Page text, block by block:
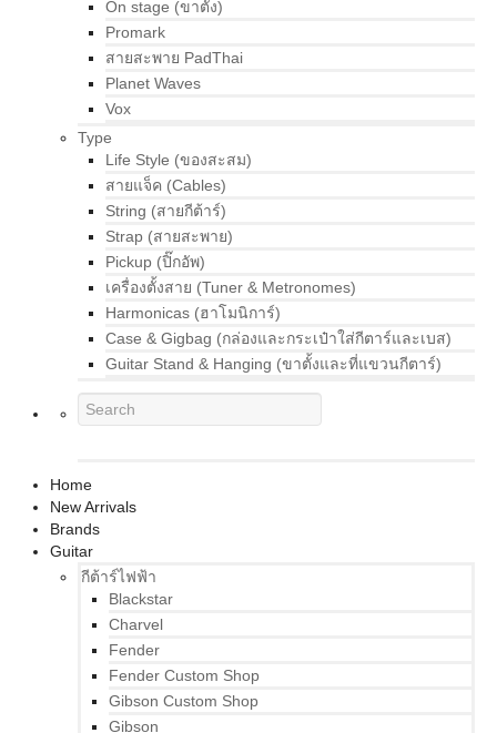
On stage (ขาตั้ง)
Promark
สายสะพาย PadThai
Planet Waves
Vox
Type
Life Style (ของสะสม)
สายแจ็ค (Cables)
String (สายกีต้าร์)
Strap (สายสะพาย)
Pickup (ปิ๊กอัพ)
เครื่องตั้งสาย (Tuner & Metronomes)
Harmonicas (ฮาโมนิการ์)
Case & Gigbag (กล่องและกระเป๋าใส่กีตาร์และเบส)
Guitar Stand & Hanging (ขาตั้งและที่แขวนกีตาร์)
Home
New Arrivals
Brands
Guitar
กีต้าร์ไฟฟ้า
Blackstar
Charvel
Fender
Fender Custom Shop
Gibson Custom Shop
Gibson